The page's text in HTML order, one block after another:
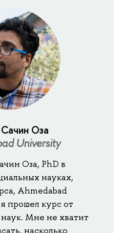
Оза
University
Оза, PhD в
науках,
Ahmedabad
прошел курс от
Мне не хватит
насколько